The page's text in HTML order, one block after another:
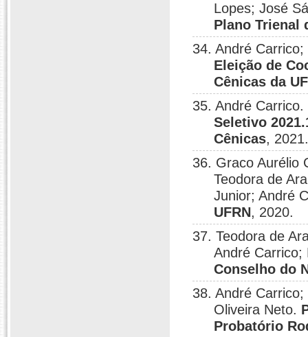
Lopes; José
Plano Trienal
34. André
Eleição de
Cênicas da
35. André Carrico.
Seletivo
Cênicas,
36. Graco Aurélio
Teodora de
Junior; André
UFRN, 2020.
37. Teodora de
André Carrico;
Conselho do
38. André
Oliveira Neto.
Probatório